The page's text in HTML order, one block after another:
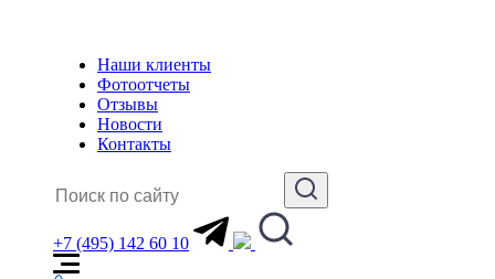
Наши клиенты
Фотоотчеты
Отзывы
Новости
Контакты
+7 (495) 142 60 10